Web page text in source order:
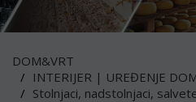
DOM&VRT
INTERIJER | UREĐENJE
Stolnjaci, nadstolnjaci,